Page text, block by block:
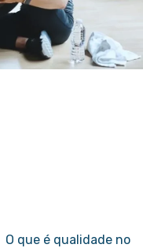
O que é qualidade no